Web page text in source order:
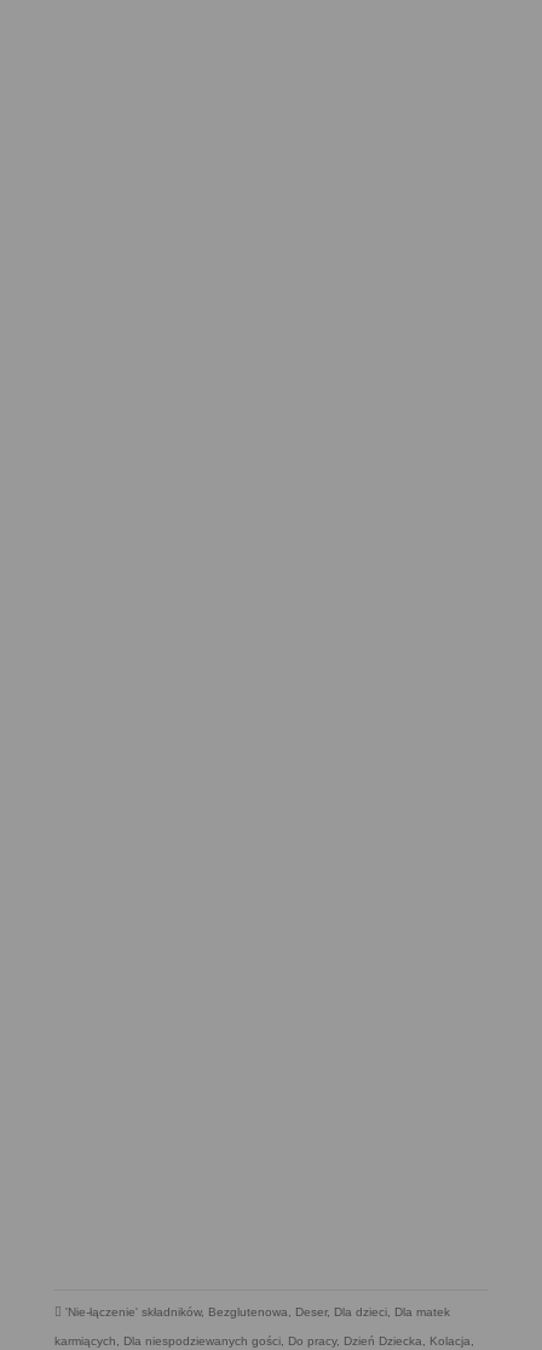
'Nie-łączenie' składników, Bezglutenowa, Deser, Dla dzieci, Dla matek
karmiących, Dla niespodziewanych gości, Do pracy, Dzień Dziecka, Kolacja,